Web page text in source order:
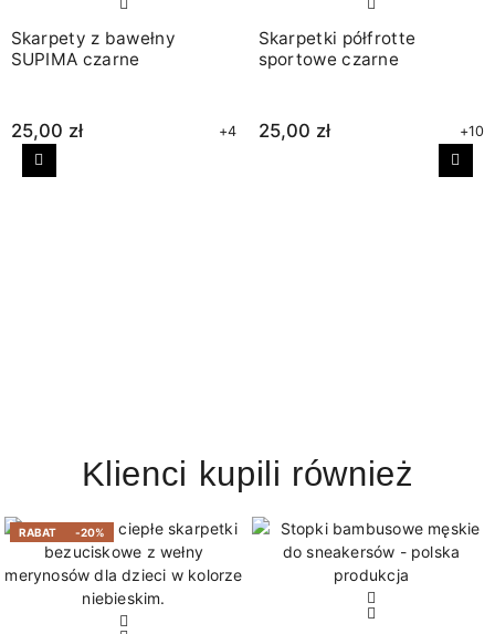
Skarpety z bawełny
SUPIMA czarne
25,00 zł +4
Skarpetki półfrotte
sportowe czarne
25,00 zł +10
Poprzedni
Klienci kupili również
RABAT -20%